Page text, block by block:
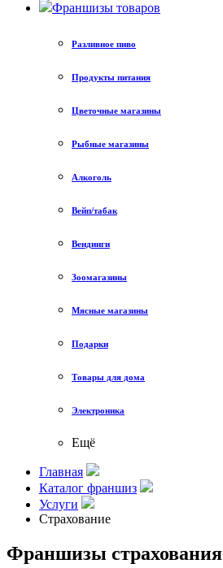
Франшизы товаров
Разливное пиво
Продукты питания
Цветочные магазины
Рыбные магазины
Алкоголь
Вейп/табак
Вендинги
Зоомагазины
Мясные магазины
Подарки
Товары для дома
Электроника
Ещё
Главная
Каталог франшиз
Услуги
Страхование
Франшизы страхования